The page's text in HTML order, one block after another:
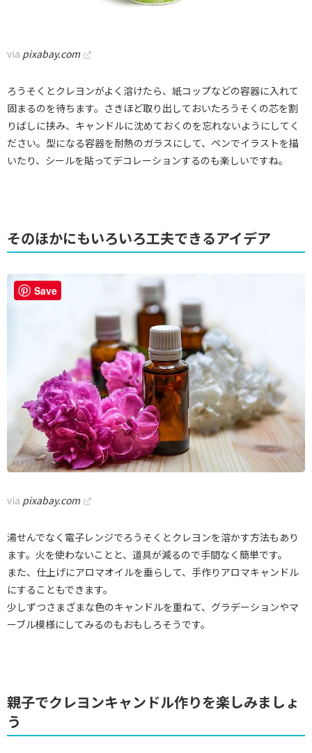
via pixabay.com
ろうそくとクレヨンがよく溶けたら、紙コップなどの容器に入れて
固まるのを待ちます。さきほど取り出しておいたろうそくの芯を割
りばしに挟み、キャンドルに沈めておくのを忘れないようにしてく
ださい。型になる容器を耐熱のガラスにして、ペンでイラストを描
いたり、シールを貼ってデコレーションするのも楽しいですね。
そのほかにもいろいろ工夫できるアイデア
via pixabay.com
湯せんでなく電子レンジでろうそくとクレヨンを溶かす方法もあり
ます。火を使わないことと、道具が減るので手間なく簡単です。
また、仕上げにアロマオイルを垂らして、手作りアロマキャンドル
にすることもできます。
少しずつさまざまな色のキャンドルを重ねて、グラデーションやマ
ーブル模様にしてみるのもおもしろそうです。
親子でクレヨンキャンドル作りを楽しみましょ
う
Save